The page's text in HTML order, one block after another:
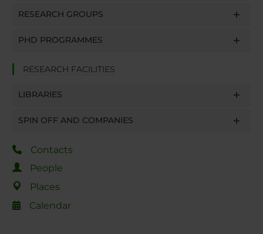
RESEARCH GROUPS
PHD PROGRAMMES
RESEARCH FACILITIES
LIBRARIES
SPIN OFF AND COMPANIES
Contacts
People
Places
Calendar